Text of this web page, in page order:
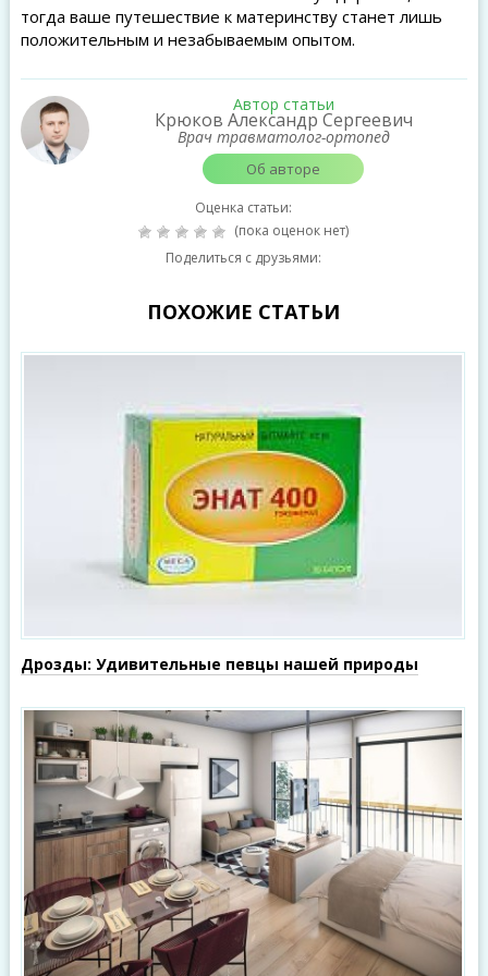
тогда ваше путешествие к материнству станет лишь
положительным и незабываемым опытом.
Автор статьи
Крюков Александр Сергеевич
Врач травматолог-ортопед
Об авторе
Оценка статьи:
(пока оценок нет)
Поделиться с друзьями:
ПОХОЖИЕ СТАТЬИ
Дрозды: Удивительные певцы нашей природы